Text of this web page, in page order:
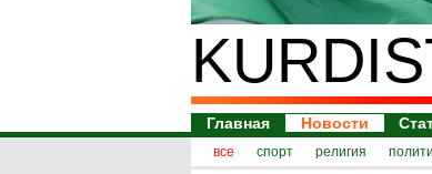
Главная Новости
все спорт религия